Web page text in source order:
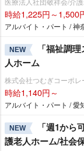
時給1,225円～1,500
アルバイト・パート / 神
NEW
「福祉調
人ホーム
株式会社つむぎコーポレ
時給1,140円～
アルバイト・パート / 愛
NEW
「週1か
護老人ホーム/社会